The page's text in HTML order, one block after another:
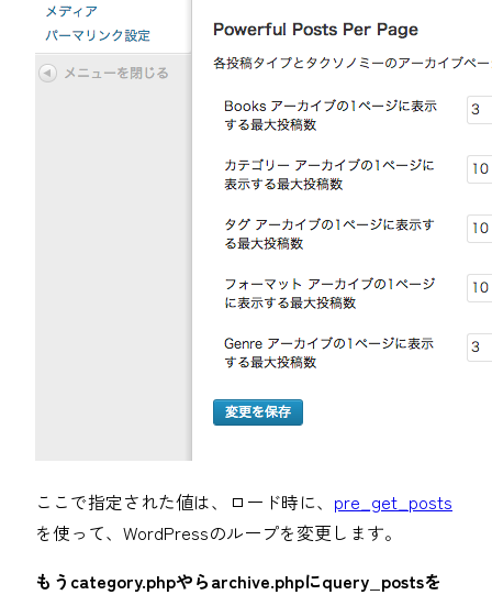
ここで指定された値は、ロード時に、 pre_get_posts
を使って、WordPressのループを変更します。
もうcategory.phpやらarchive.phpにquery_postsを